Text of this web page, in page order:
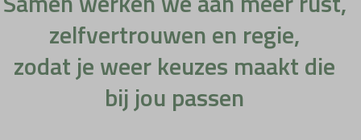
zelfvertrouwen en regie,
zodat je weer keuzes maakt die
bij jou passen